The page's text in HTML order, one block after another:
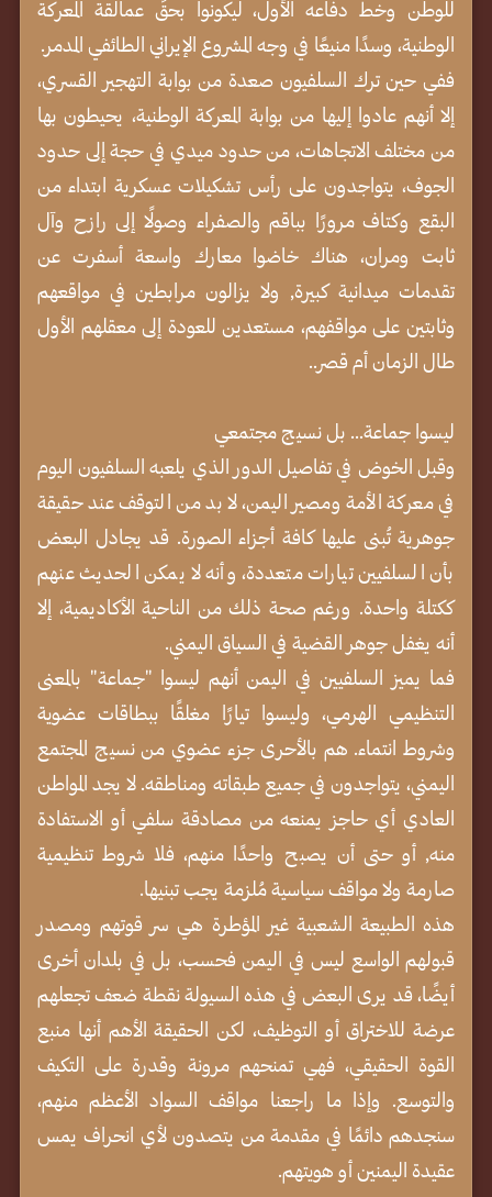
للوطن وخط دفاعه الأول، ليكونوا بحقٍّ عمالقة المعركة
الوطنية، وسدًا منيعًا في وجه المشروع الإيراني الطائفي المدمر.
ففي حين ترك السلفيون صعدة من بوابة التهجير القسري،
إلا أنهم عادوا إليها من بوابة المعركة الوطنية، يحيطون بها
من مختلف الاتجاهات، من حدود ميدي في حجة إلى حدود
الجوف، يتواجدون على رأس تشكيلات عسكرية ابتداء من
البقع وكتاف مرورًا بباقم والصفراء وصولًا إلى رازح وآل
ثابت ومران، هناك خاضوا معارك واسعة أسفرت عن
تقدمات ميدانية كبيرة, ولا يزالون مرابطين في مواقعهم
وثابتين على مواقفهم، مستعدين للعودة إلى معقلهم الأول
طال الزمان أم قصر..
ليسوا جماعة... بل نسيج مجتمعي
وقبل الخوض في تفاصيل الدور الذي يلعبه السلفيون اليوم
في معركة الأمة ومصير اليمن، لا بد من التوقف عند حقيقة
جوهرية تُبنى عليها كافة أجزاء الصورة. قد يجادل البعض
بأن السلفيين تيارات متعددة، وأنه لا يمكن الحديث عنهم
ككتلة واحدة. ورغم صحة ذلك من الناحية الأكاديمية، إلا
أنه يغفل جوهر القضية في السياق اليمني.
فما يميز السلفيين في اليمن أنهم ليسوا "جماعة" بالمعنى
التنظيمي الهرمي، وليسوا تيارًا مغلقًا ببطاقات عضوية
وشروط انتماء. هم بالأحرى جزء عضوي من نسيج المجتمع
اليمني، يتواجدون في جميع طبقاته ومناطقه. لا يجد المواطن
العادي أي حاجز يمنعه من مصادقة سلفي أو الاستفادة
منه, أو حتى أن يصبح واحدًا منهم، فلا شروط تنظيمية
صارمة ولا مواقف سياسية مُلزمة يجب تبنيها.
هذه الطبيعة الشعبية غير المؤطرة هي سر قوتهم ومصدر
قبولهم الواسع ليس في اليمن فحسب، بل في بلدان أخرى
أيضًا، قد يرى البعض في هذه السيولة نقطة ضعف تجعلهم
عرضة للاختراق أو التوظيف، لكن الحقيقة الأهم أنها منبع
القوة الحقيقي، فهي تمنحهم مرونة وقدرة على التكيف
والتوسع. وإذا ما راجعنا مواقف السواد الأعظم منهم،
سنجدهم دائمًا في مقدمة من يتصدون لأي انحراف يمس
عقيدة اليمنين أو هويتهم.